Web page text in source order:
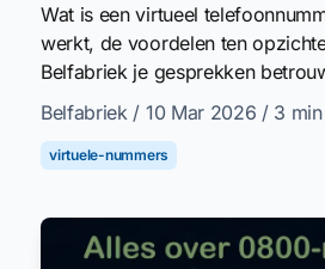
Wat is een virtueel
werkt, de voordelen ten
Belfabriek je gesprekken
Belfabriek / 10 Mar 2026 / 3
virtuele-nummers